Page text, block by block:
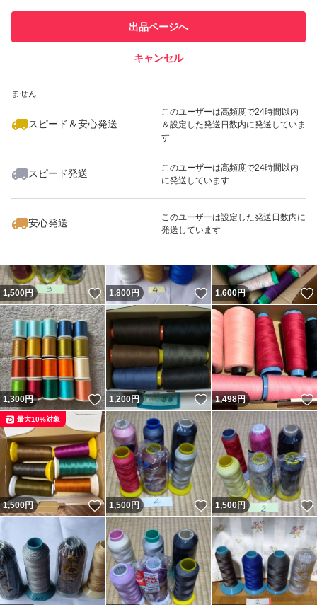
での取引実績があります
ません
スピード＆安心発送
このユーザーは高頻度で24時間以内
＆設定した発送日数内に発送していま
す
スピード発送
このユーザーは高頻度で24時間以内
に発送しています
安心発送
このユーザーは設定した発送日数内に
発送しています
出品ページへ
キャンセル
いいね！
1,780
1,500円 いいね！
1,800円 いいね！
1,600円
1,300円 いいね！
1,200円 いいね！
1,498円
1,500円 いいね！
最大10%対象
1,500円 いいね！
1,500円